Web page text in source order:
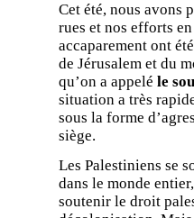
Cet été, nous avons
rues et nos efforts
accaparement ont
de Jérusalem et du
qu’on a appelé le
situation a très
sous la forme
siège.
Les Palestiniens se
dans le monde
soutenir le droit